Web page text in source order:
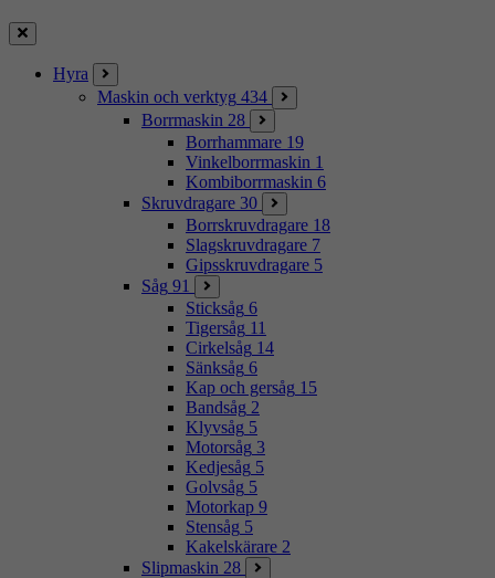
Stäng
Hyra
Maskin och verktyg 434
Borrmaskin 28
Borrhammare 19
Vinkelborrmaskin 1
Kombiborrmaskin 6
Skruvdragare 30
Borrskruvdragare 18
Slagskruvdragare 7
Gipsskruvdragare 5
Såg 91
Sticksåg 6
Tigersåg 11
Cirkelsåg 14
Sänksåg 6
Kap och gersåg 15
Bandsåg 2
Klyvsåg 5
Motorsåg 3
Kedjesåg 5
Golvsåg 5
Motorkap 9
Stensåg 5
Kakelskärare 2
Slipmaskin 28